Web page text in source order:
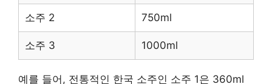
소주 2 750ml
소주 3 1000ml
예를 들어, 전통적인 한국 소주인 소주 1은 360ml